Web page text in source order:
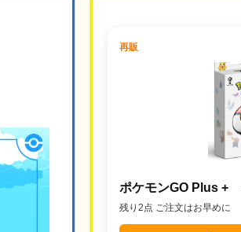
再販
ポケモンGO Plus +
残り2点 ご注文はお早めに